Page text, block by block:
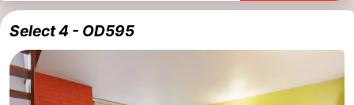
Select 4 - OD595